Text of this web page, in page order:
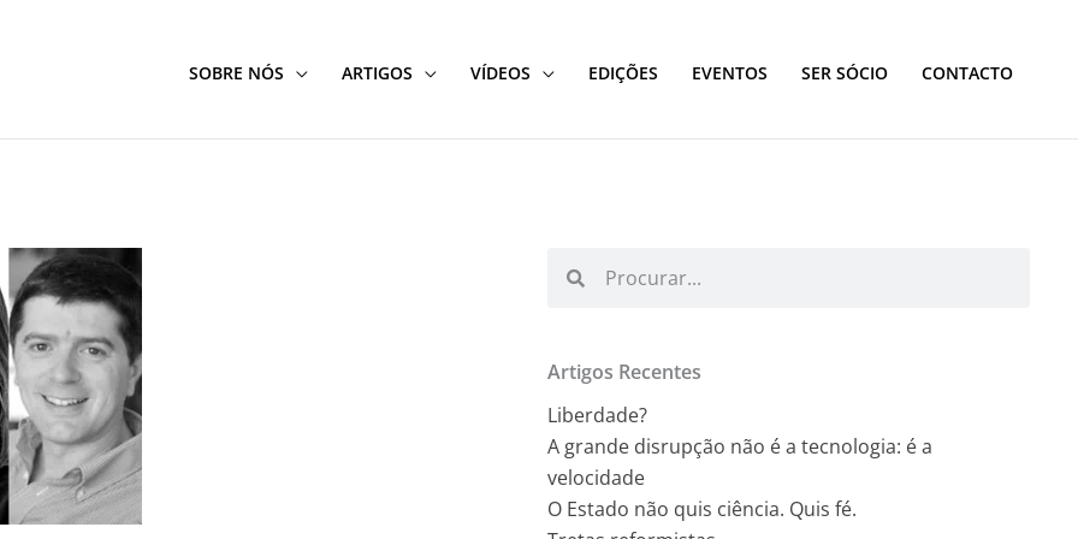
SOBRE NÓS ARTIGOS VÍDEOS EDIÇÕES EVENTOS SER SÓCIO CONTACTO
Artigos Recentes
Liberdade?
A grande disrupção não é a tecnologia: é a
velocidade
O Estado não quis ciência. Quis fé.